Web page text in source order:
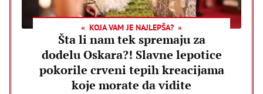
KOJA VAM JE NAJLEPŠA?
Šta li nam tek spremaju za
dodelu Oskara?! Slavne lepotice
pokorile crveni tepih kreacijama
koje morate da vidite